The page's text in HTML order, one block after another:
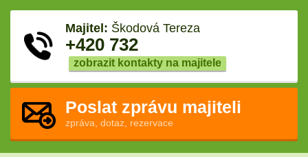
Majitel: Škodová Tereza
+420 732
zobrazit kontakty na majitele
Poslat zprávu majiteli
zpráva, dotaz, rezervace